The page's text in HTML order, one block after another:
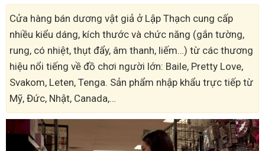
Cửa hàng bán dương vật giả ở Lập Thạch cung cấp
nhiều kiểu dáng, kích thước và chức năng (gắn tường,
rung, có nhiệt, thụt đẩy, âm thanh, liếm…) từ các thương
hiệu nổi tiếng về đồ chơi người lớn: Baile, Pretty Love,
Svakom, Leten, Tenga. Sản phẩm nhập khẩu trực tiếp từ
Mỹ, Đức, Nhật, Canada,…